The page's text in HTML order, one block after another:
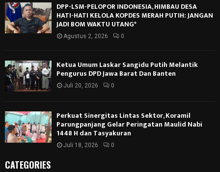
DPP-LSM-PELOPOR INDONESIA, HIMBAU DESA
HATI-HATI KELOLA KOPDES MERAH PUTIH: JANGAN
JADI BOM WAKTU UTANG*
Agustus 2, 2026 0
Ketua Umum Laskar Sangidu Putih Melantik
Pengurus DPD Jawa Barat Dan Banten
Juli 20, 2026 0
Perkuat Sinergitas Lintas Sektor, Koramil
Parungpanjang Gelar Peringatan Maulid Nabi
1448 H dan Tasyakuran
Juli 18, 2026 0
CATEGORIES